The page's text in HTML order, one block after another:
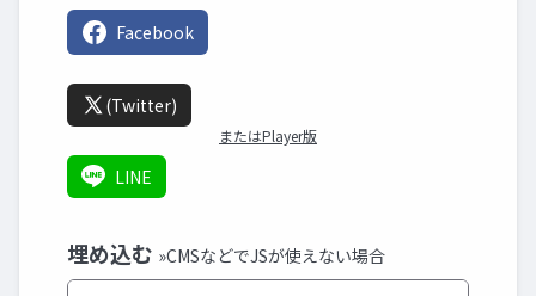
Facebook
(Twitter)
またはPlayer版
LINE
埋め込む »CMSなどでJSが使えない場合